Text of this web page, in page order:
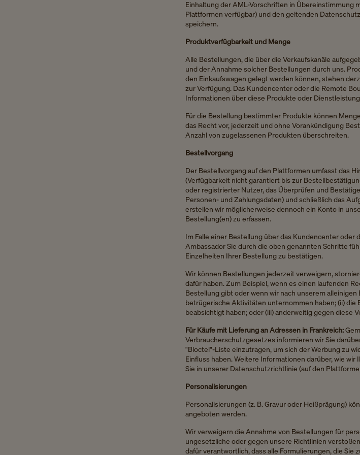
Einhaltung der AML-Vorschriften in Übereinstimmung
Plattformen verfügbar) und den geltenden
speichern.
Produktverfügbarkeit und Menge
Alle Bestellungen, die über die Verkaufskanäle
und der Annahme solcher Bestellungen durch uns.
den Einkaufswagen gelegt werden können, stehen
zur Verfügung. Das Kundencenter oder die Remote
Informationen über diese Produkte oder
Für die Bestellung bestimmter Produkte können
das Recht vor, jederzeit und ohne Vorankündigung
Anzahl von zugelassenen Produkten überschreiten.
Bestellvorgang
Der Bestellvorgang auf den Plattformen umfasst das
(Verfügbarkeit nicht garantiert bis zur
oder registrierter Nutzer, das Überprüfen und
Personen- und Zahlungsdaten) und schließlich das
erstellen wir möglicherweise dennoch ein Konto in
Bestellung(en) zu erfassen.
Im Falle einer Bestellung über das Kundencenter oder
Ambassador Sie durch die oben genannten Schritte
Einzelheiten Ihrer Bestellung zu bestätigen.
Wir können Bestellungen jederzeit verweigern,
dafür haben. Zum Beispiel, wenn es einen laufenden
Bestellung gibt oder wenn wir nach unserem alleinigen
betrügerische Aktivitäten unternommen haben; (ii) die
beabsichtigt haben; oder (iii) anderweitig gegen diese
Für Käufe mit Lieferung an Adressen in Frankreich:
Verbraucherschutzgesetzes informieren wir Sie
"Bloctel"-Liste einzutragen, um sich der Werbung zu
Einfluss haben. Weitere Informationen darüber, wie
Sie in unserer Datenschutzrichtlinie (auf den
Personalisierungen
Personalisierungen (z. B. Gravur oder Heißprägung)
angeboten werden.
Wir verweigern die Annahme von Bestellungen für
ungesetzliche oder gegen unsere Richtlinien
dafür verantwortlich, dass alle Formulierungen, die Sie